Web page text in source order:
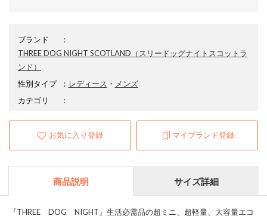
ブランド
：
THREE DOG NIGHT SCOTLAND （スリードッグナイトスコットラ
ンド）
性別タイプ
： レディース ・ メンズ
カテゴリ
：
お気に入り登録 マイブランド登録
商品説明 サイズ詳細
『THREE DOG NIGHT』生活必需品の超ミニ、超軽量、大容量エコ